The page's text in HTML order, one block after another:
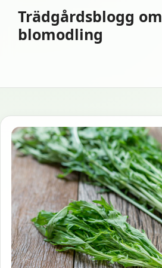
innehåll
Trädgårdsblogg om
blomodling